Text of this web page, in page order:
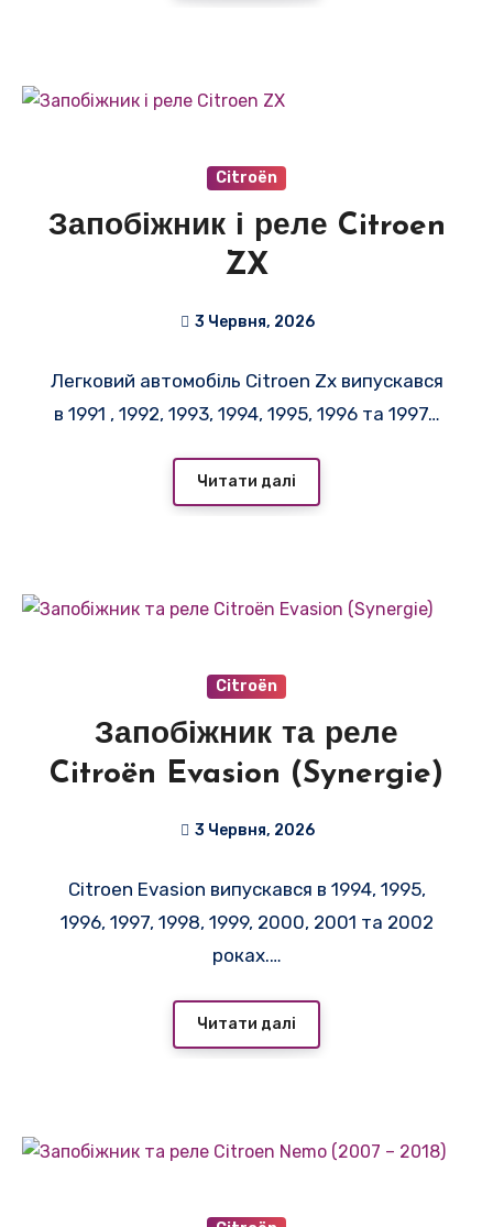
Citroën
Запобіжник і реле Citroen
ZX
3 Червня, 2026
Легковий автомобіль Citroen Zx випускався
в 1991 , 1992, 1993, 1994, 1995, 1996 та 1997…
Читати далі
Citroën
Запобіжник та реле
Citroën Evasion (Synergie)
3 Червня, 2026
Citroen Evasion випускався в 1994, 1995,
1996, 1997, 1998, 1999, 2000, 2001 та 2002
роках.…
Читати далі